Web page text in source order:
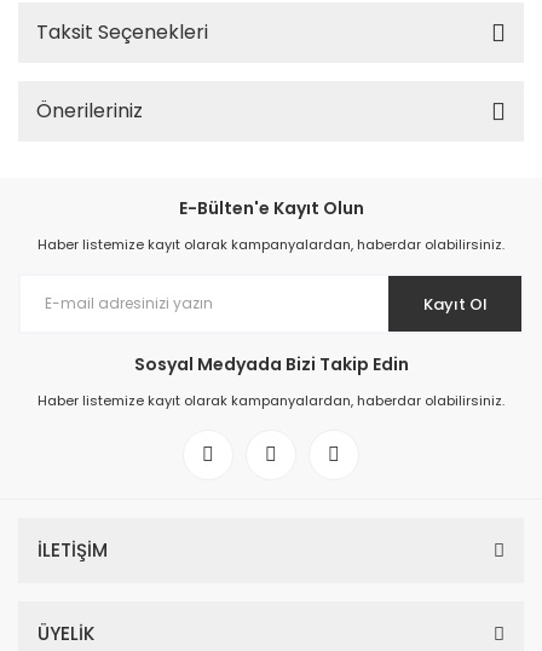
Taksit Seçenekleri
Önerileriniz
E-Bülten'e Kayıt Olun
Haber listemize kayıt olarak kampanyalardan, haberdar olabilirsiniz.
Kayıt Ol
Sosyal Medyada Bizi Takip Edin
Haber listemize kayıt olarak kampanyalardan, haberdar olabilirsiniz.
İLETİŞİM
ÜYELİK